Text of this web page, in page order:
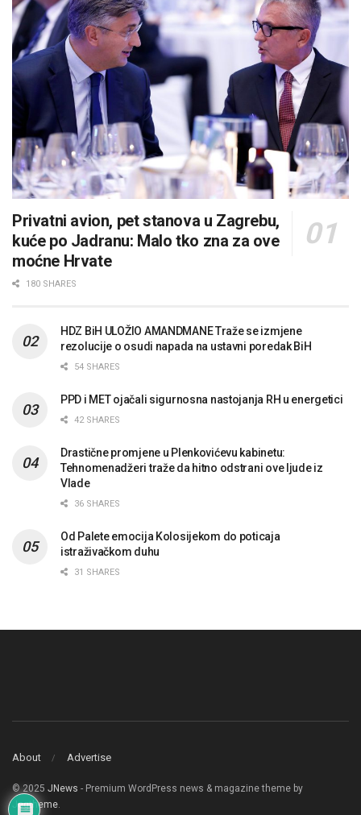
Privatni avion, pet stanova u Zagrebu,
kuće po Jadranu: Malo tko zna za ove
moćne Hrvate
180 SHARES
HDZ BiH ULOŽIO AMANDMANE Traže se izmjene
rezolucije o osudi napada na ustavni poredak BiH
54 SHARES
PPD i MET ojačali sigurnosna nastojanja RH u energetici
42 SHARES
Drastične promjene u Plenkovićevu kabinetu:
Tehnomenadžeri traže da hitno odstrani ove ljude iz
Vlade
36 SHARES
Od Palete emocija Kolosijekom do poticaja
istraživačkom duhu
31 SHARES
About Advertise
© 2025 JNews - Premium WordPress news & magazine theme by
Jegtheme.